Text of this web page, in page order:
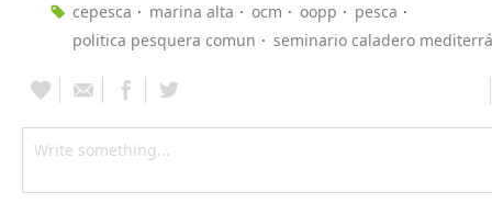
cepesca
marina alta ocm oopp
pesca
politica pesquera comun
seminario caladero